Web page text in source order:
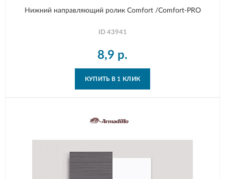
Нижний направляющий ролик Comfort /Comfort-PRO
ID 43941
8,9 р.
КУПИТЬ В 1 КЛИК